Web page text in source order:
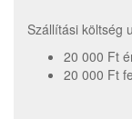
Szállítási költség
20 000 Ft
20 000 Ft